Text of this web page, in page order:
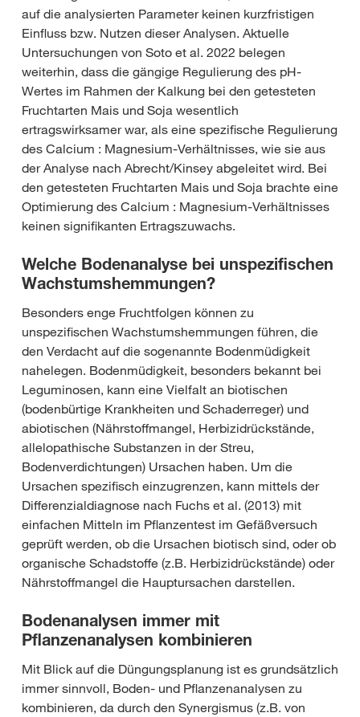
auf die analysierten Parameter keinen kurzfristigen
Einfluss bzw. Nutzen dieser Analysen. Aktuelle
Untersuchungen von Soto et al. 2022 belegen
weiterhin, dass die gängige Regulierung des pH-
Wertes im Rahmen der Kalkung bei den getesteten
Fruchtarten Mais und Soja wesentlich
ertragswirksamer war, als eine spezifische Regulierung
des Calcium : Magnesium-Verhältnisses, wie sie aus
der Analyse nach Abrecht/Kinsey abgeleitet wird. Bei
den getesteten Fruchtarten Mais und Soja brachte eine
Optimierung des Calcium : Magnesium-Verhältnisses
keinen signifikanten Ertragszuwachs.
Welche Bodenanalyse bei unspezifischen
Wachstumshemmungen?
Besonders enge Fruchtfolgen können zu
unspezifischen Wachstumshemmungen führen, die
den Verdacht auf die sogenannte Bodenmüdigkeit
nahelegen. Bodenmüdigkeit, besonders bekannt bei
Leguminosen, kann eine Vielfalt an biotischen
(bodenbürtige Krankheiten und Schaderreger) und
abiotischen (Nährstoffmangel, Herbizidrückstände,
allelopathische Substanzen in der Streu,
Bodenverdichtungen) Ursachen haben. Um die
Ursachen spezifisch einzugrenzen, kann mittels der
Differenzialdiagnose nach Fuchs et al. (2013) mit
einfachen Mitteln im Pflanzentest im Gefäßversuch
geprüft werden, ob die Ursachen biotisch sind, oder ob
organische Schadstoffe (z.B. Herbizidrückstände) oder
Nährstoffmangel die Hauptursachen darstellen.
Bodenanalysen immer mit
Pflanzenanalysen kombinieren
Mit Blick auf die Düngungsplanung ist es grundsätzlich
immer sinnvoll, Boden- und Pflanzenanalysen zu
kombinieren, da durch den Synergismus (z.B. von